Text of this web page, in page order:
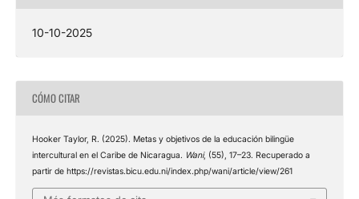
10-10-2025
CÓMO CITAR
Hooker Taylor, R. (2025). Metas y objetivos de la educación bilingüe
intercultural en el Caribe de Nicaragua. Wani, (55), 17–23. Recuperado a
partir de https://revistas.bicu.edu.ni/index.php/wani/article/view/261